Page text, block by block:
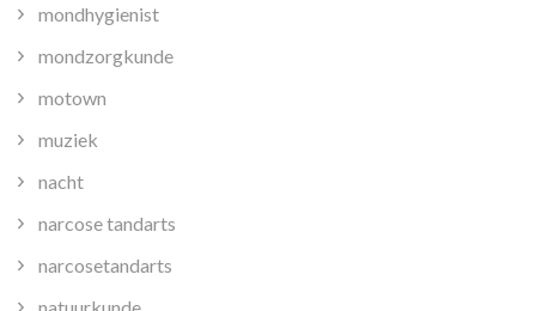
mondhygienist
mondzorgkunde
motown
muziek
nacht
narcose tandarts
narcosetandarts
natuurkunde